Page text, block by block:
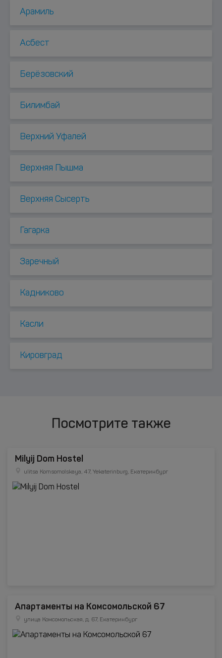
Арамиль
Асбест
Берёзовский
Билимбай
Верхний Уфалей
Верхняя Пышма
Верхняя Сысерть
Гагарка
Заречный
Кадниково
Касли
Кировград
Посмотрите также
Milyij Dom Hostel
ulitsa Komsomolskaya, 47, Yekaterinburg, Екатеринбург
Апартаменты на Комсомольской 67
улица Комсомольская, д. 67, Екатеринбург